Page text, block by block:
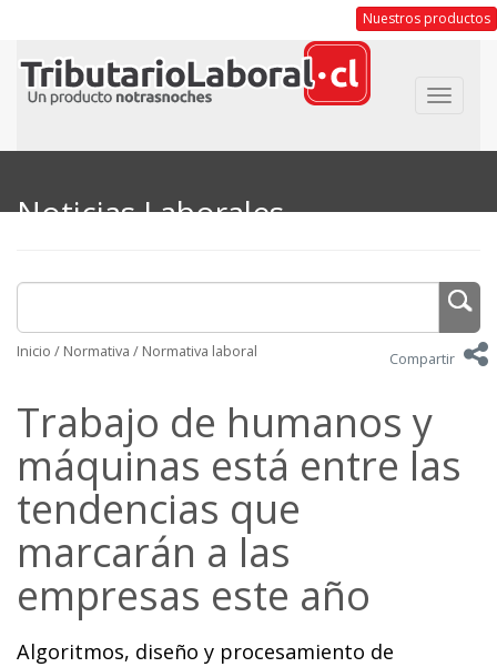
Nuestros productos
Toggle
Noticias Laborales
Inicio / Normativa / Normativa laboral Compartir
Trabajo de humanos y
máquinas está entre las
tendencias que
marcarán a las
empresas este año
Algoritmos, diseño y procesamiento de